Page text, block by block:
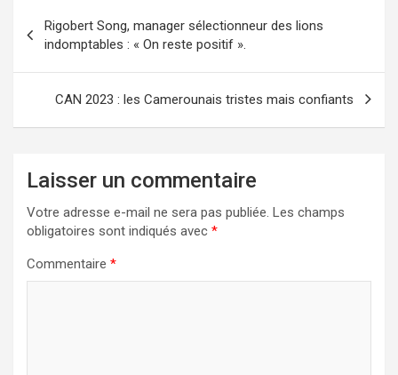
de
l’article
Rigobert Song, manager sélectionneur des lions
indomptables : « On reste positif ».
CAN 2023 : les Camerounais tristes mais confiants
Laisser un commentaire
Votre adresse e-mail ne sera pas publiée. Les champs
obligatoires sont indiqués avec *
Commentaire *